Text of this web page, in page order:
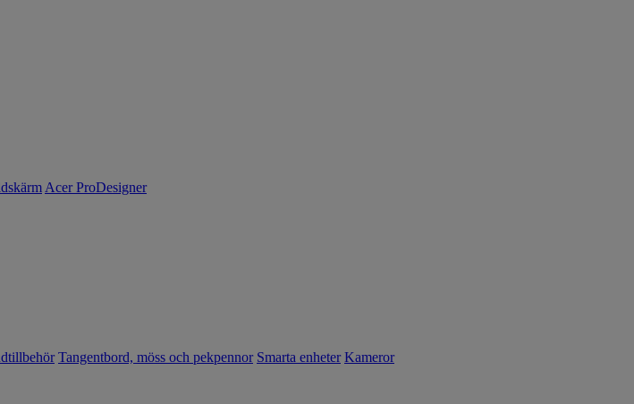
Acer ProDesigner
Tangentbord, möss och pekpennor Smarta enheter Kameror